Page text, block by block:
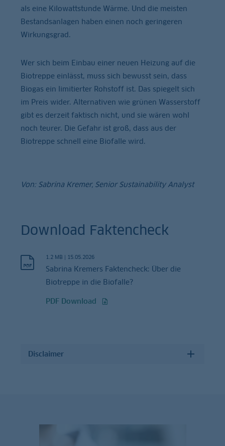
als eine Kilowattstunde Wärme. Und die meisten
Bestandsanlagen haben einen noch geringeren
Wirkungsgrad.
Wer sich beim Einbau einer neuen Heizung auf die
Biotreppe einlässt, muss sich bewusst sein, dass
Biogas ein limitierter Rohstoff ist. Das spiegelt sich
im Preis wider. Alternativen wie grünen Wasserstoff
gibt es derzeit faktisch nicht, und sie wären wohl
noch teurer. Die Gefahr ist groß, dass aus der
Biotreppe schnell eine Biofalle wird.
Von: Sabrina Kremer, Senior Sustainability Analyst
Download Faktencheck
1.2 MB | 15.05.2026
Sabrina Kremers Faktencheck: Über die
Biotreppe in die Biofalle?
PDF Download
Disclaimer